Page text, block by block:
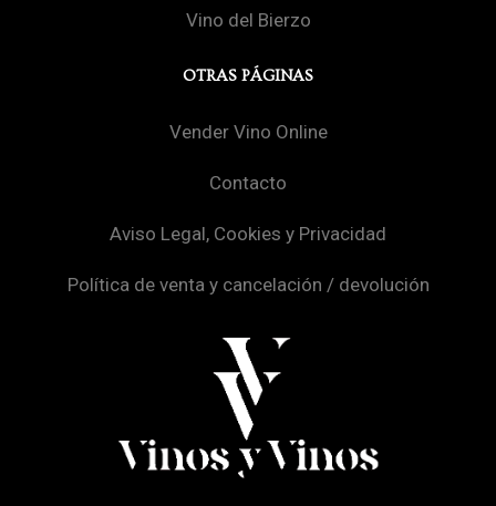
Vino del Bierzo
OTRAS PÁGINAS
Vender Vino Online
Contacto
Aviso Legal, Cookies y Privacidad
Política de venta y cancelación / devolución